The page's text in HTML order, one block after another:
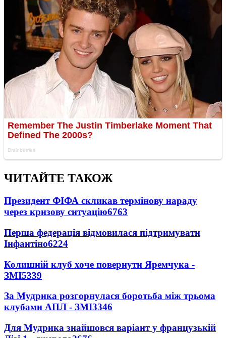
ЧИТАЙТЕ ТАКОЖ
Президент ФІФА скликав термінову нараду
через кризову ситуацію6763
Перша федерація відмовилася підтримувати
Інфантіно6224
Колишній клуб хоче повернути Яремчука -
ЗМІ5339
За Мудрика розгорнулася боротьба між трьома
клубами АПЛ - ЗМІ3346
Для Мудрика знайшовся варіант у французькій